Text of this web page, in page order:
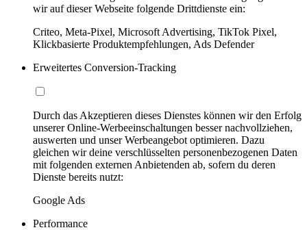
wir auf dieser Webseite folgende Drittdienste ein:
Criteo, Meta-Pixel, Microsoft Advertising, TikTok Pixel,
Klickbasierte Produktempfehlungen, Ads Defender
Erweitertes Conversion-Tracking
Durch das Akzeptieren dieses Dienstes können wir den Erfolg
unserer Online-Werbeeinschaltungen besser nachvollziehen,
auswerten und unser Werbeangebot optimieren. Dazu
gleichen wir deine verschlüsselten personenbezogenen Daten
mit folgenden externen Anbietenden ab, sofern du deren
Dienste bereits nutzt:
Google Ads
Performance